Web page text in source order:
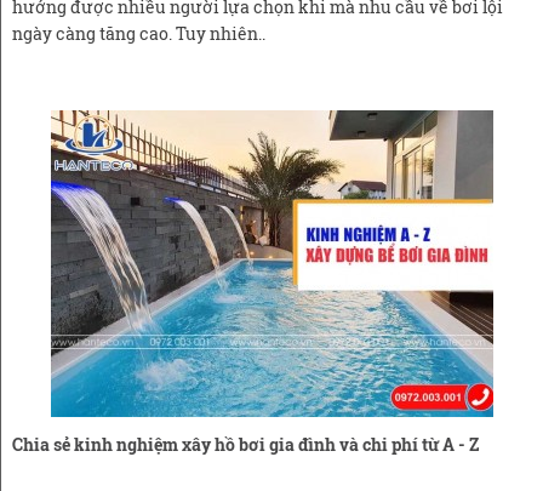
hướng được nhiều người lựa chọn khi mà nhu cầu về bơi lội
ngày càng tăng cao. Tuy nhiên..
Chia sẻ kinh nghiệm xây hồ bơi gia đình và chi phí từ A - Z